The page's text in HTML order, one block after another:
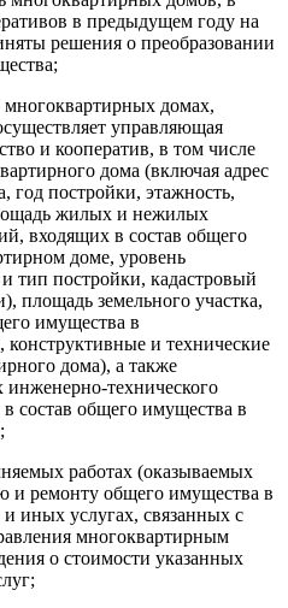
в предыдущем году на
решения о преобразовании
домах,
управляющая
и кооператив, в том числе
дома (включая адрес
год постройки, этажность,
жилых и нежилых
входящих в состав общего
доме, уровень
и тип постройки, кадастровый
площадь земельного участка,
имущества в
и технические
дома), а также
технического
состав общего имущества в
работах (оказываемых
и ремонту общего имущества в
иных услугах, связанных с
многоквартирным
о стоимости указанных